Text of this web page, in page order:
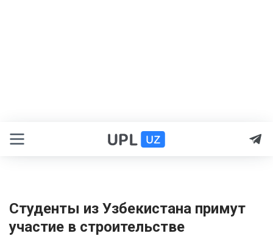
Студенты из Узбекистана примут
участие в строительстве